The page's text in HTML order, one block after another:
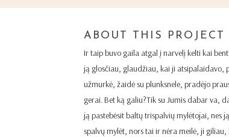
ABOUT THIS PROJECT
Ir taip buvo gaila atgal į narvelį kelti kai
ją glosčiau, glaudžiau, kai ji atsipalaidavo,
užmurkė, žaidė su plunksnele, pradėjo
gerai. Bet ką galiu?Tik su Jumis dabar va,
ją pastebėsit baltų trispalvių mylėtojai, nes
spalvų mylėt, nors tai ir nėra meilė, ji